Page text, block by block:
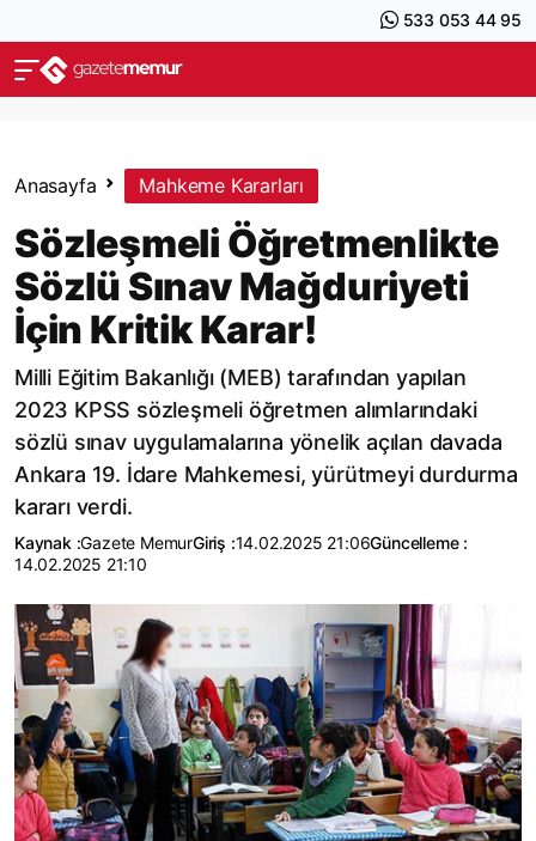
533 053 44 95
Anasayfa Mahkeme Kararları
Sözleşmeli Öğretmenlikte
Sözlü Sınav Mağduriyeti
İçin Kritik Karar!
Milli Eğitim Bakanlığı (MEB) tarafından yapılan
2023 KPSS sözleşmeli öğretmen alımlarındaki
sözlü sınav uygulamalarına yönelik açılan davada
Ankara 19. İdare Mahkemesi, yürütmeyi durdurma
kararı verdi.
Kaynak :Gazete MemurGiriş :14.02.2025 21:06Güncelleme :
14.02.2025 21:10